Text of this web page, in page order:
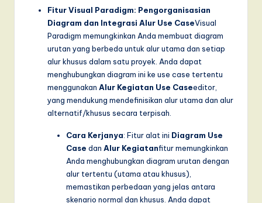
Fitur Visual Paradigm: Pengorganisasian
Diagram dan Integrasi Alur Use CaseVisual
Paradigm memungkinkan Anda membuat diagram
urutan yang berbeda untuk alur utama dan setiap
alur khusus dalam satu proyek. Anda dapat
menghubungkan diagram ini ke use case tertentu
menggunakan Alur Kegiatan Use Caseeditor,
yang mendukung mendefinisikan alur utama dan alur
alternatif/khusus secara terpisah.
Cara Kerjanya: Fitur alat ini Diagram Use
Case dan Alur Kegiatanfitur memungkinkan
Anda menghubungkan diagram urutan dengan
alur tertentu (utama atau khusus),
memastikan perbedaan yang jelas antara
skenario normal dan khusus. Anda dapat